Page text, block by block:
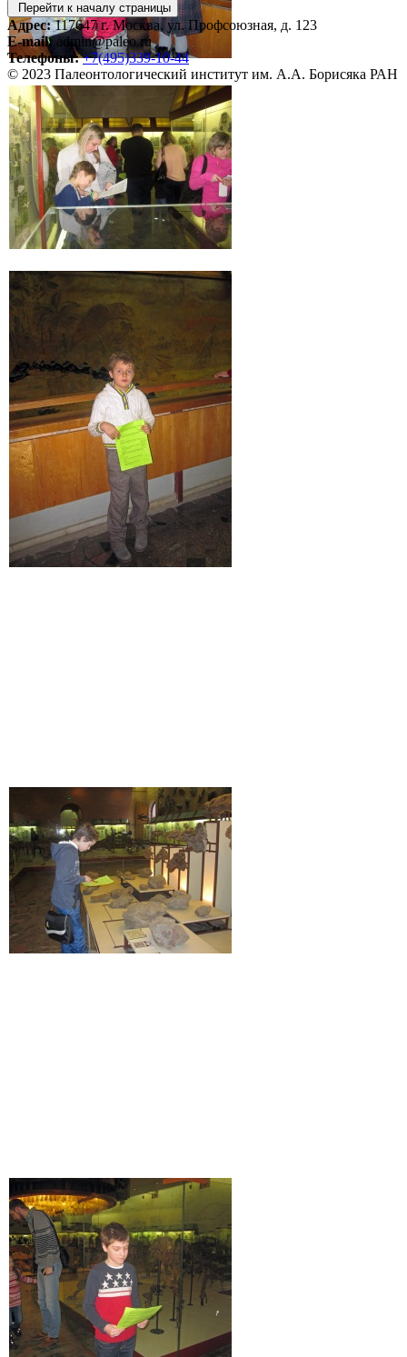
Перейти к началу страницы
Адрес:117647 г. Москва, ул. Профсоюзная, д. 123
E-mail:admin@paleo.ru
Телефоны: +7(495)339-10-44
© 2023 Палеонтологический институт им. А.А. Борисяка РАН